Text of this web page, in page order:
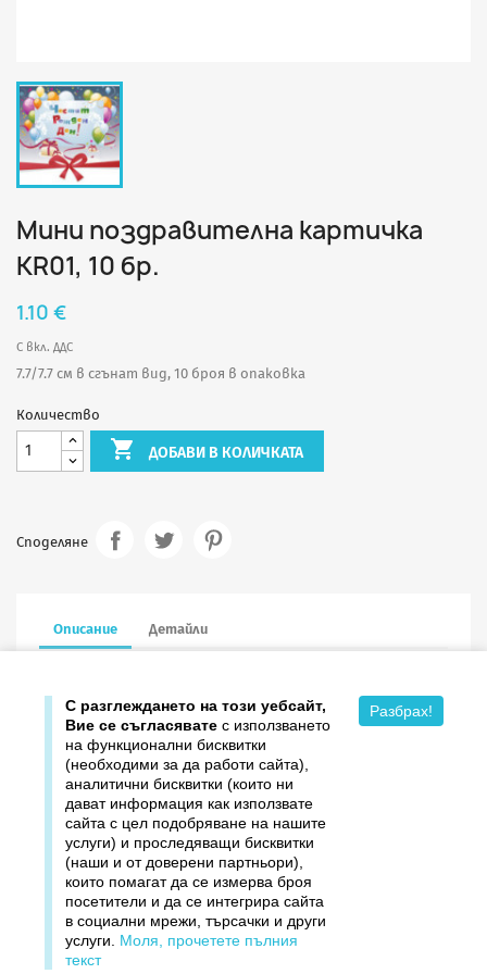
Мини поздравителна картичка
КR01, 10 бр.
1.10 €
С вкл. ДДС
7.7/7.7 см в сгънат вид, 10 броя в опаковка
Количество
 ДОБАВИ В КОЛИЧКАТА
Споделяне
Описание Детайли
Продукти
Издателство ДОМИНО
Вашият профил
С разглеждането на този уебсайт,
Вие се съгласявате с използването
на функционални бисквитки
(необходими за да работи сайта),
аналитични бисквитки (които ни
дават информация как използвате
сайта с цел подобряване на нашите
услуги) и проследяващи бисквитки
(наши и от доверени партньори),
които помагат да се измерва броя
посетители и да се интегрира сайта
в социални мрежи, търсачки и други
услуги.
Моля, прочетете пълния
текст
Разбрах!